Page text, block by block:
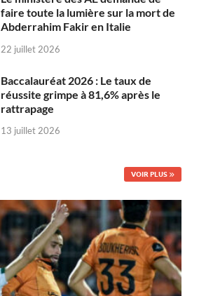
faire toute la lumière sur la mort de
Abderrahim Fakir en Italie
22 juillet 2026
Baccalauréat 2026 : Le taux de
réussite grimpe à 81,6% après le
rattrapage
13 juillet 2026
VOIR PLUS